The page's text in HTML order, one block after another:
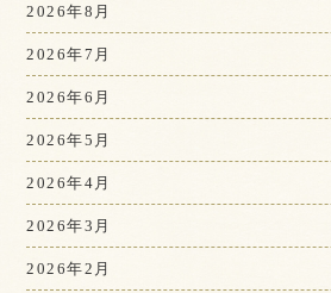
2026年8月
2026年7月
2026年6月
2026年5月
2026年4月
2026年3月
2026年2月